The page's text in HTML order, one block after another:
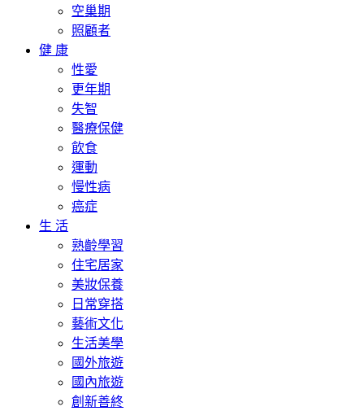
空巢期
照顧者
健 康
性愛
更年期
失智
醫療保健
飲食
運動
慢性病
癌症
生 活
熟齡學習
住宅居家
美妝保養
日常穿搭
藝術文化
生活美學
國外旅遊
國內旅遊
創新善終